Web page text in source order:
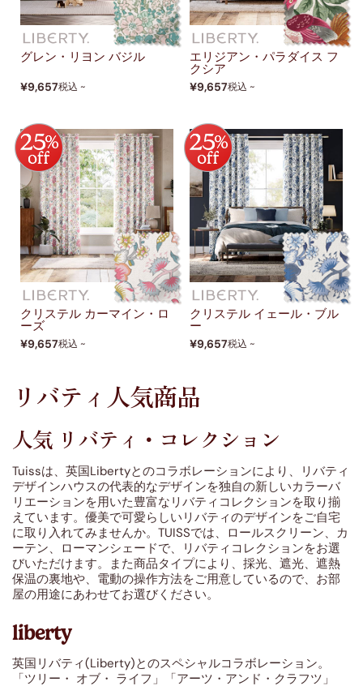
グレン・リヨン バジル
¥9,657税込 ~
エリジアン・パラダイス フ
クシア
¥9,657税込 ~
クリステル カーマイン・ロ
ーズ
¥9,657税込 ~
クリステル イェール・ブル
ー
¥9,657税込 ~
リバティ人気商品
人気 リバティ・コレクション
Tuissは、英国Libertyとのコラボレーションにより、リバティ
デザインハウスの代表的なデザインを独自の新しいカラーバ
リエーションを用いた豊富なリバティコレクションを取り揃
えています。優美で可愛らしいリバティのデザインをご自宅
に取り入れてみませんか。TUISSでは、ロールスクリーン、カ
ーテン、ローマンシェードで、リバティコレクションをお選
びいただけます。また商品タイプにより、採光、遮光、遮熱
保温の裏地や、電動の操作方法をご用意しているので、お部
屋の用途にあわせてお選びください。
liberty
英国リバティ(Liberty)とのスペシャルコラボレーション。
「ツリー・ オブ・ ライフ」「アーツ・アンド・クラフツ」